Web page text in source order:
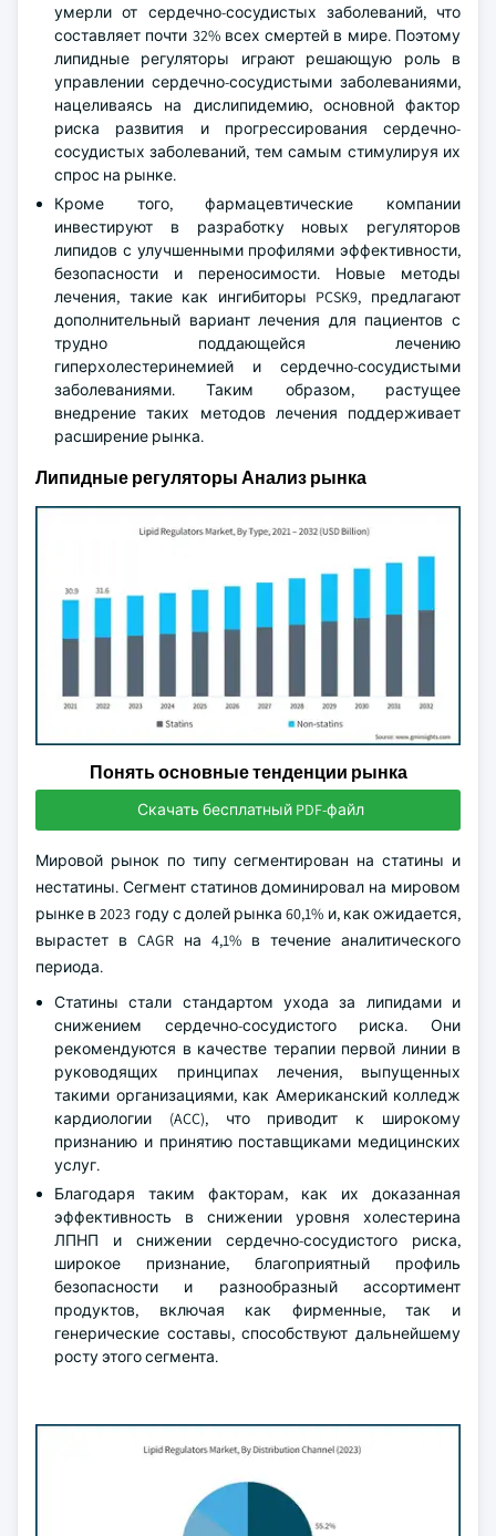
умерли от сердечно-сосудистых заболеваний, что
составляет почти 32% всех смертей в мире. Поэтому
липидные регуляторы играют решающую роль в
управлении сердечно-сосудистыми заболеваниями,
нацеливаясь на дислипидемию, основной фактор
риска развития и прогрессирования сердечно-
сосудистых заболеваний, тем самым стимулируя их
спрос на рынке.
Кроме того, фармацевтические компании
инвестируют в разработку новых регуляторов
липидов с улучшенными профилями эффективности,
безопасности и переносимости. Новые методы
лечения, такие как ингибиторы PCSK9, предлагают
дополнительный вариант лечения для пациентов с
трудно поддающейся лечению
гиперхолестеринемией и сердечно-сосудистыми
заболеваниями. Таким образом, растущее
внедрение таких методов лечения поддерживает
расширение рынка.
Липидные регуляторы Анализ рынка
Понять основные тенденции рынка
Скачать бесплатный PDF-файл
Мировой рынок по типу сегментирован на статины и
нестатины. Сегмент статинов доминировал на мировом
рынке в 2023 году с долей рынка 60,1% и, как ожидается,
вырастет в CAGR на 4,1% в течение аналитического
периода.
Статины стали стандартом ухода за липидами и
снижением сердечно-сосудистого риска. Они
рекомендуются в качестве терапии первой линии в
руководящих принципах лечения, выпущенных
такими организациями, как Американский колледж
кардиологии (ACC), что приводит к широкому
признанию и принятию поставщиками медицинских
услуг.
Благодаря таким факторам, как их доказанная
эффективность в снижении уровня холестерина
ЛПНП и снижении сердечно-сосудистого риска,
широкое признание, благоприятный профиль
безопасности и разнообразный ассортимент
продуктов, включая как фирменные, так и
генерические составы, способствуют дальнейшему
росту этого сегмента.